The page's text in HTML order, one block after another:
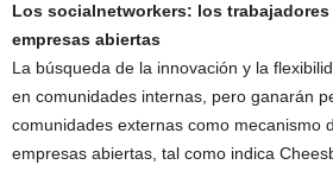
Los socialnetworkers: los
empresas abiertas
La búsqueda de la innovación y la
en comunidades internas, pero ganarán
comunidades externas como mecanismo
empresas abiertas, tal como indica